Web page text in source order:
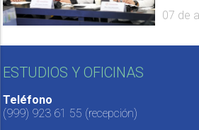
07 de
ESTUDIOS Y OFICINAS
Teléfono
(999) 923 61 55 (recepción)